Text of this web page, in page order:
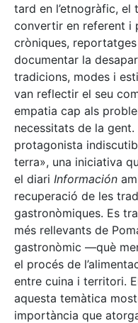
tard en l’etnogràfic,
convertir en referent i
cròniques,
documentar la
tradicions, modes i
van reflectir el seu
empatia cap als
necessitats de la
protagonista
terra», una iniciativa
el diari Información
recuperació de les
gastronòmiques. Es
més rellevants de
gastronòmic —què
el procés de
entre cuina i territori.
aquesta temàtica
importància que